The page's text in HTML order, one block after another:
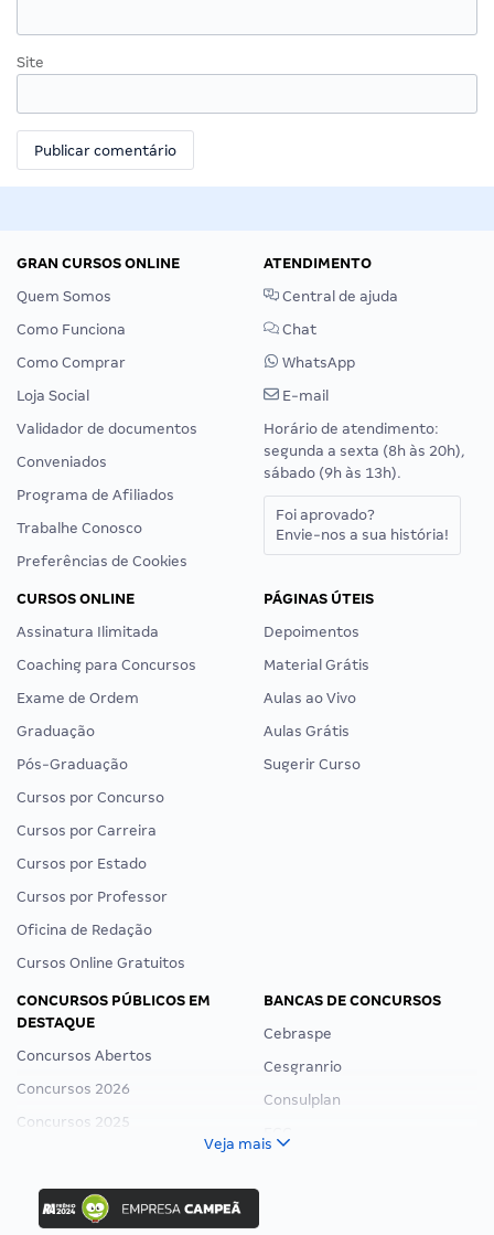
Site
GRAN CURSOS ONLINE
Quem Somos
Como Funciona
Como Comprar
Loja Social
Validador de documentos
Conveniados
Programa de Afiliados
Trabalhe Conosco
Preferências de Cookies
ATENDIMENTO
Central de ajuda
Chat
WhatsApp
E-mail
Horário de atendimento:
segunda a sexta (8h às 20h),
sábado (9h às 13h).
Foi aprovado?
Envie-nos a sua história!
CURSOS ONLINE
Assinatura Ilimitada
Coaching para Concursos
Exame de Ordem
Graduação
Pós-Graduação
Cursos por Concurso
Cursos por Carreira
Cursos por Estado
Cursos por Professor
Oficina de Redação
Cursos Online Gratuitos
PÁGINAS ÚTEIS
Depoimentos
Material Grátis
Aulas ao Vivo
Aulas Grátis
Sugerir Curso
CONCURSOS PÚBLICOS EM
DESTAQUE
Concursos Abertos
Concursos 2026
Concursos 2025
Concurso Nacional Unificado
Concurso Ibama
Concurso MPU
BANCAS DE CONCURSOS
Cebraspe
Cesgranrio
Consulplan
Veja mais